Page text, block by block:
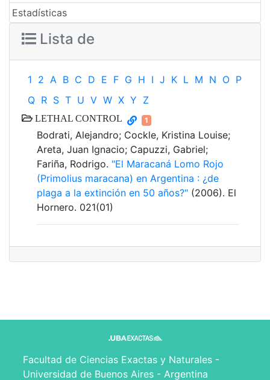
Estadísticas
Lista de
1 2 A B C D E F G H I J K L M N O P
Q R S T U V W X Y Z
LETHAL CONTROL 1
Bodrati, Alejandro; Cockle, Kristina Louise;
Areta, Juan Ignacio; Capuzzi, Gabriel;
Fariña, Rodrigo. "El Maracaná Lomo Rojo
(Primolius maracana) en Argentina : ¿de
plaga a la extinción en 50 años?" (2006). El
Hornero. 021(01)
Facultad de Ciencias Exactas y Naturales -
Universidad de Buenos Aires - Argentina